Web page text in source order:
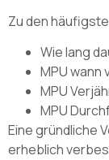
Zu den
Wie lang
MPU wann
MPU
MPU
Eine gründliche
erheblich